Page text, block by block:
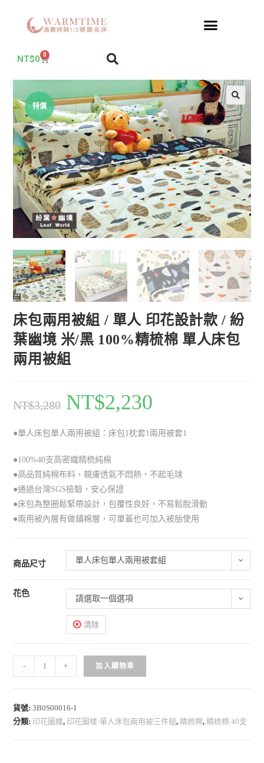
NT$0 0
特價
床包兩用被組 / 單人 印花設計款 / 紛
葉幽境 米/黑 100%精梳棉 單人床包
兩用被組
NT$3,280 NT$2,230
●單人床包單人兩用被組：床包1枕套1兩用被套1
●100%40支高密織精梳純棉
●高品質純棉布料，親膚透氣不悶熱，不起毛球
●通過台灣SGS檢驗，安心保證
●床包為整圈鬆緊帶設計，包覆性良好，不易鬆脫滑動
●兩用被內層有做鋪棉層，可單蓋也可加入被胎使用
商品尺寸 單人床包單人兩用被套組
花色
請選取一個選項
清除
- + 加入購物車
貨號:3B0S00016-1
分類: 印花圖樣, 印花圖樣-單人床包兩用被三件組,精梳棉,精梳棉 40支